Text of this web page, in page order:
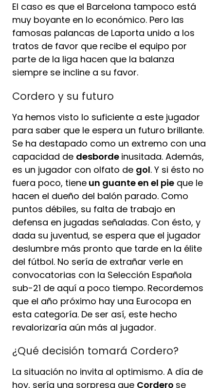
El caso es que el Barcelona tampoco está
muy boyante en lo económico. Pero las
famosas palancas de Laporta unido a los
tratos de favor que recibe el equipo por
parte de la liga hacen que la balanza
siempre se incline a su favor.
Cordero y su futuro
Ya hemos visto lo suficiente a este jugador
para saber que le espera un futuro brillante.
Se ha destapado como un extremo con una
capacidad de desborde inusitada. Además,
es un jugador con olfato de gol. Y si ésto no
fuera poco, tiene un guante en el pie que le
hacen el dueño del balón parado. Como
puntos débiles, su falta de trabajo en
defensa en jugadas señaladas. Con ésto, y
dada su juventud, se espera que el jugador
deslumbre más pronto que tarde en la élite
del fútbol. No sería de extrañar verle en
convocatorias con la Selección Española
sub-21 de aquí a poco tiempo. Recordemos
que el año próximo hay una Eurocopa en
esta categoría. De ser así, este hecho
revalorizaría aún más al jugador.
¿Qué decisión tomará Cordero?
La situación no invita al optimismo. A día de
hoy, sería una sorpresa que Cordero se